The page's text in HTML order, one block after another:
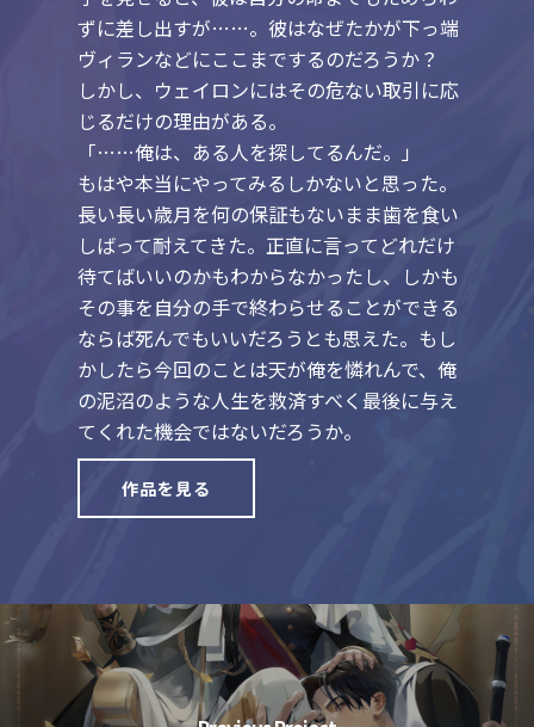
ずに差し出すが……。彼はなぜたかが下っ端
ヴィランなどにここまでするのだろうか？
しかし、ウェイロンにはその危ない取引に応
じるだけの理由がある。
「……俺は、ある人を探してるんだ。」
もはや本当にやってみるしかないと思った。
長い長い歳月を何の保証もないまま歯を食い
しばって耐えてきた。正直に言ってどれだけ
待てばいいのかもわからなかったし、しかも
その事を自分の手で終わらせることができる
ならば死んでもいいだろうとも思えた。もし
かしたら今回のことは天が俺を憐れんで、俺
の泥沼のような人生を救済すべく最後に与え
てくれた機会ではないだろうか。
作品を見る